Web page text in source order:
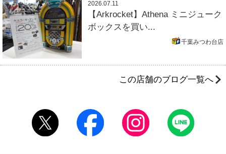
2026.07.11
【Arkrocket】Athena ミニジューク
ボックスを買い...
千葉みつわ台店
この店舗のブログ一覧へ